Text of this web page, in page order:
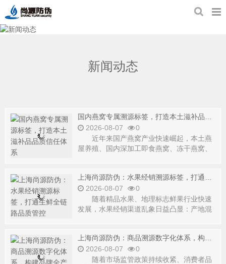
新闻动态
2026-08-07
0
近年来国产燕窝产业快速崛起，本土燕
屋养殖、国内深加工即食燕窝、冻干燕窝、
2026-08-07
0
随着精品水果、地理标志鲜果行业快速
发展，水果经销渠道乱象日益凸显：产地混
2026-08-07
0
随着市场监管政策持续收紧、消费者品